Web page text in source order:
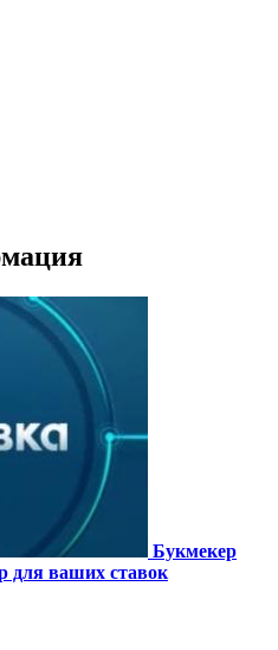
Букмекер
для ваших ставок